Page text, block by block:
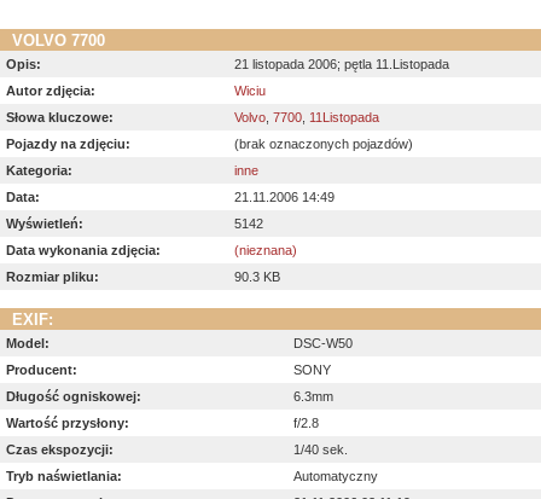
VOLVO 7700
Opis:
21 listopada 2006; pętla 11.Listopada
Autor zdjęcia:
Wiciu
Słowa kluczowe:
Volvo 7700 11Listopada
Pojazdy na zdjęciu:
(brak oznaczonych pojazdów)
Kategoria:
inne
Data:
21.11.2006 14:49
Wyświetleń:
5142
Data wykonania zdjęcia:
(nieznana)
Rozmiar pliku:
90.3 KB
EXIF:
Model:
DSC-W50
Producent:
SONY
Długość ogniskowej:
6.3mm
Wartość przysłony:
f/2.8
Czas ekspozycji:
1/40 sek.
Tryb naświetlania:
Automatyczny